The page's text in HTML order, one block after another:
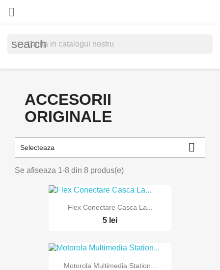

search
ACCESORII
ORIGINALE
Selecteaza 
Se afiseaza 1-8 din 8 produs(e)
Flex Conectare Casca La...
5 lei
Motorola Multimedia Station...